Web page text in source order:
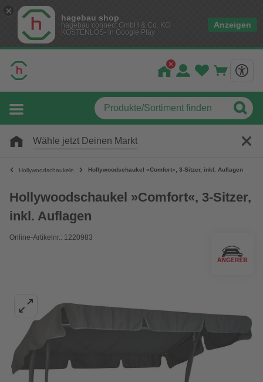
hagebau shop
hagebau connect GmbH & Co. KG
KOSTENLOS- In Google Play
Anzeigen
Wähle jetzt Deinen Markt
Hollywoodschaukeln Hollywoodschaukel »Comfort«, 3-Sitzer, inkl. Auflagen
Hollywoodschaukel »Comfort«, 3-Sitzer,
inkl. Auflagen
Online-Artikelnr.: 1220983